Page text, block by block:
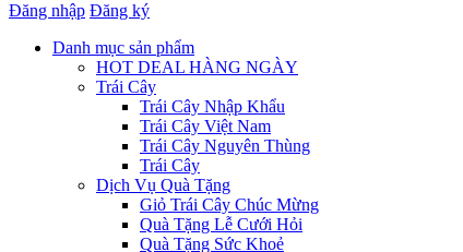
Đăng nhập Đăng ký
Danh mục sản phẩm
HOT DEAL HÀNG NGÀY
Trái Cây
Trái Cây Nhập Khẩu
Trái Cây Việt Nam
Trái Cây Nguyên Thùng
Trái Cây
Dịch Vụ Quà Tặng
Giỏ Trái Cây Chúc Mừng
Quà Tặng Lễ Cưới Hỏi
Quà Tặng Sức Khoẻ